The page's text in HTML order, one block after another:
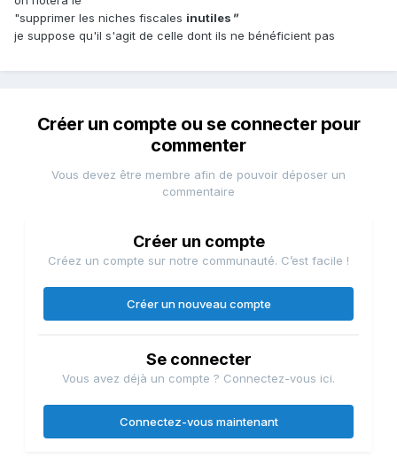
"supprimer les niches fiscales inutiles "
je suppose qu'il s'agit de celle dont ils ne bénéficient pas
Créer un compte ou se connecter pour
commenter
Vous devez être membre afin de pouvoir déposer un
commentaire
Créer un compte
Créez un compte sur notre communauté. C’est facile !
Créer un nouveau compte
Se connecter
Vous avez déjà un compte ? Connectez-vous ici.
Connectez-vous maintenant